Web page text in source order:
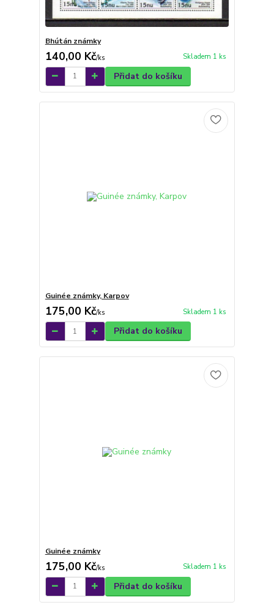
Bhútán známky
140,00 Kč/ks Skladem 1 ks
Přidat do košíku
Guinée známky, Karpov
175,00 Kč/ks Skladem 1 ks
Přidat do košíku
Guinée známky
175,00 Kč/ks Skladem 1 ks
Přidat do košíku